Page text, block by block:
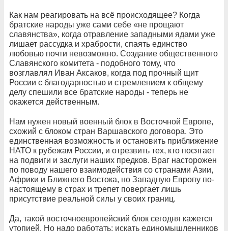
Как нам реагировать на всё происходящее? Когда
братские народы уже сами себе «не прощают
славянства», когда отравление западными ядами уже
лишает рассудка и храбрости, спаять единство
любовью почти невозможно. Создание общественного
Славянского комитета - подобного тому, что
возглавлял Иван Аксаков, когда под прочный щит
России с благодарностью и стремлением к общему
делу спешили все братские народы - теперь не
окажется действенным.
Нам нужен новый военный блок в Восточной Европе,
схожий с блоком стран Варшавского договора. Это
единственная возможность и остановить приближение
НАТО к рубежам России, и отрезвить тех, кто посягает
на подвиги и заслуги наших предков. Враг насторожен
по поводу нашего взаимодействия со странами Азии,
Африки и Ближнего Востока, но Западную Европу по-
настоящему в страх и трепет повергает лишь
присутствие реальной силы у своих границ.
Да, такой восточноевропейский блок сегодня кажется
утопией. Но надо работать: искать единомышленников